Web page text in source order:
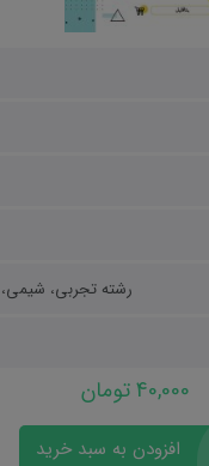
رشته تجربی، شیمی،
40,000 تومان
افزودن به سبد خرید